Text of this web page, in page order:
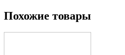
Похожие товары